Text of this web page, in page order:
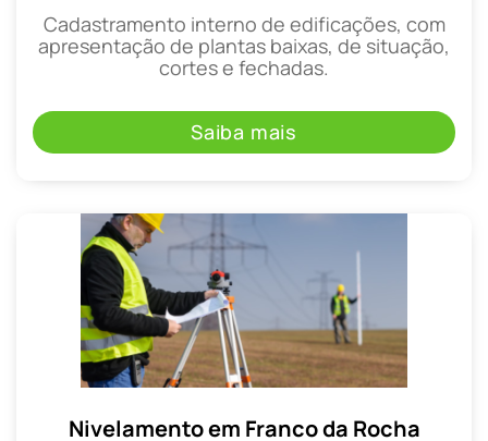
Cadastramento interno de edificações, com
apresentação de plantas baixas, de situação,
cortes e fechadas.
Saiba mais
Nivelamento em Franco da Rocha